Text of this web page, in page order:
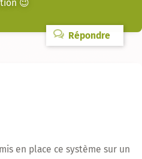
😉
Répondre
en place ce système sur un